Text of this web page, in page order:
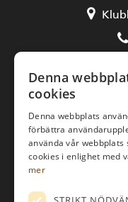
Kansli
Denna
cookies
Denna webbplats
förbättra
använda vår
cookies i enlighet med
mer